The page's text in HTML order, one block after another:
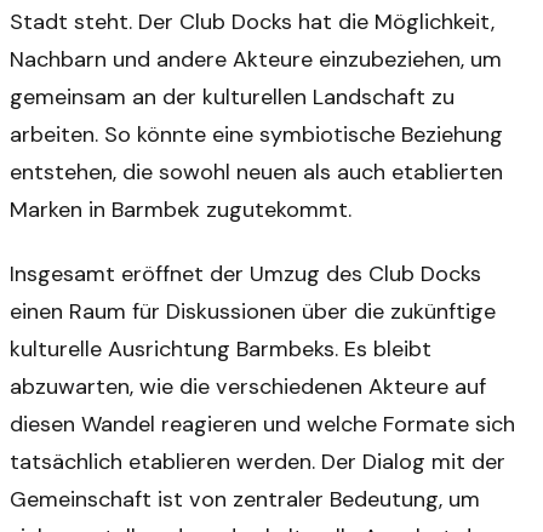
Stadt steht. Der Club Docks hat die Möglichkeit,
Nachbarn und andere Akteure einzubeziehen, um
gemeinsam an der kulturellen Landschaft zu
arbeiten. So könnte eine symbiotische Beziehung
entstehen, die sowohl neuen als auch etablierten
Marken in Barmbek zugutekommt.
Insgesamt eröffnet der Umzug des Club Docks
einen Raum für Diskussionen über die zukünftige
kulturelle Ausrichtung Barmbeks. Es bleibt
abzuwarten, wie die verschiedenen Akteure auf
diesen Wandel reagieren und welche Formate sich
tatsächlich etablieren werden. Der Dialog mit der
Gemeinschaft ist von zentraler Bedeutung, um